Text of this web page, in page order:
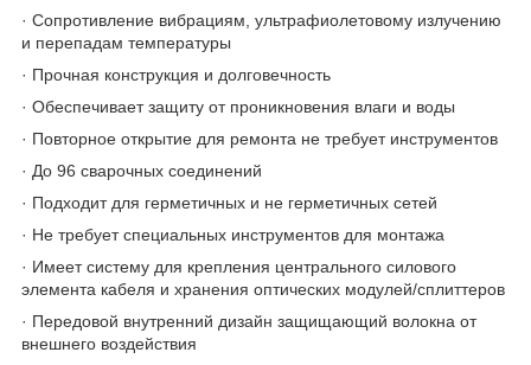
· Сопротивление вибрациям, ультрафиолетовому излучению
и перепадам температуры
· Прочная конструкция и долговечность
· Обеспечивает защиту от проникновения влаги и воды
· Повторное открытие для ремонта не требует инструментов
· До 96 сварочных соединений
· Подходит для герметичных и не герметичных сетей
· Не требует специальных инструментов для монтажа
· Имеет систему для крепления центрального силового
элемента кабеля и хранения оптических модулей/сплиттеров
· Передовой внутренний дизайн защищающий волокна от
внешнего воздействия